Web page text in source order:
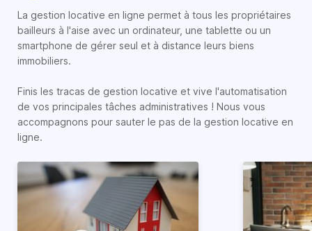
La gestion locative en ligne permet à tous les propriétaires
bailleurs à l'aise avec un ordinateur, une tablette ou un
smartphone de gérer seul et à distance leurs biens
immobiliers.
Finis les tracas de gestion locative et vive l'automatisation
de vos principales tâches administratives ! Nous vous
accompagnons pour sauter le pas de la gestion locative en
ligne.